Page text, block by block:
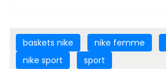
baskets nike nike femme
nike sport
sport